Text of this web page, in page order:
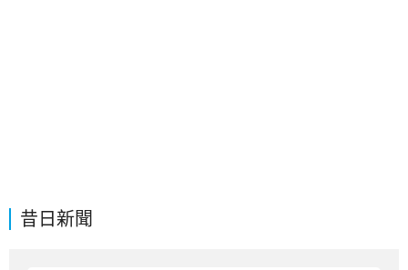
昔日新聞